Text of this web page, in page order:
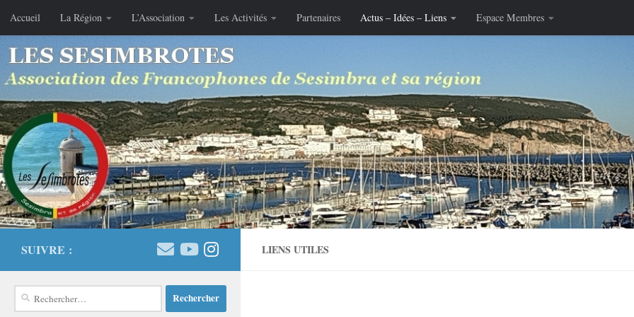
Skip to content
Accueil La Région L’Association Les Activités Partenaires Actus – Idées – Liens Espace Membres
LIENS UTILES
SUIVRE :
Rechercher :